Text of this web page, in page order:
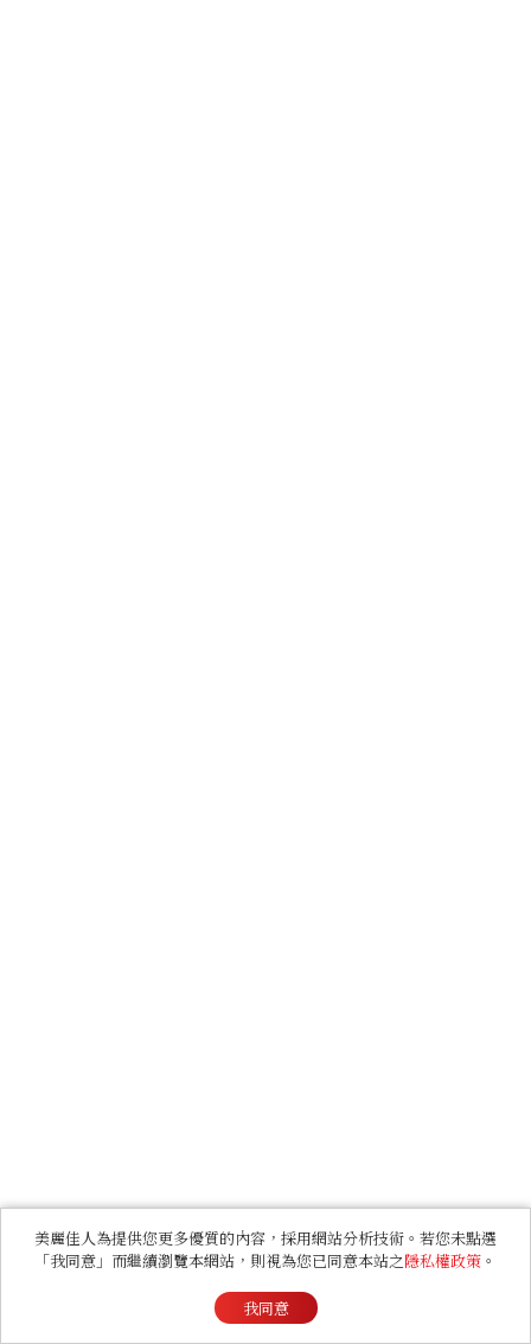
美麗佳人為提供您更多優質的內容，採用網站分析技術。若您未點選
「我同意」而繼續瀏覽本網站，則視為您已同意本站之隱私權政策 。
我同意